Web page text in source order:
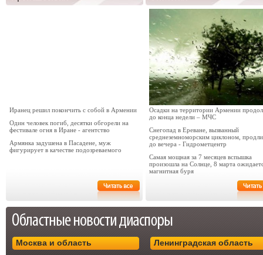
Иранец решил покончить с собой в Армении
Один человек погиб, десятки обгорели на
фестивале огня в Иране - агентство
Армянка задушена в Пасадене, муж
фигурирует в качестве подозреваемого
Осадки на территории Армении
до конца недели – МЧС
Снегопад в Ереване, вызванный
среднеземноморским циклоном,
до вечера - Гидрометцентр
Самая мощная за 7 месяцев вспышка
произошла на Солнце, 8 марта
магнитная буря
Москва и область Ленинградская область